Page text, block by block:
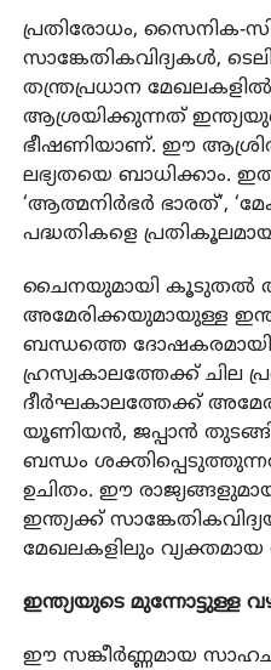
പ്രതിരോധം, സൈനിക-
സാങ്കേതികവിദ്യകൾ,
തന്ത്രപ്രധാന
ആശ്രയിക്കുന്നത്
ഭീഷണിയാണ്. ഈ
ലഭ്യതയെ ബാധിക്കാം. ഇത്
‘ആത്മനിർഭർ ഭാരത്’,
പദ്ധതികളെ
ചൈനയുമായി കൂടുതൽ
അമേരിക്കയുമായുള്ള
ബന്ധത്തെ ദോഷകരമായി
ഹ്രസ്വകാലത്തേക്ക് ചില
ദീർഘകാലത്തേക്ക്
യൂണിയൻ, ജപ്പാൻ
ബന്ധം
ഉചിതം. ഈ
ഇന്ത്യക്ക്
മേഖലകളിലും
ഇന്ത്യയുടെ മുന്നോട്ടുള്ള
ഈ സങ്കീർണ്ണമായ